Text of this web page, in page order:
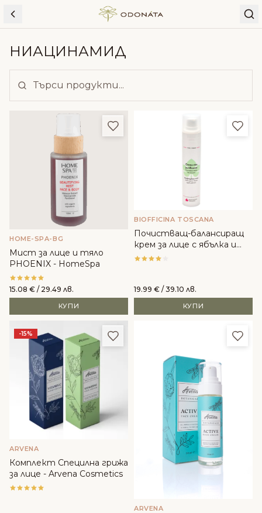
Skip to content
НИАЦИНАМИД
Добави в любими
HOME-SPA-BG
Мист за лице и тяло
PHOENIX - HomeSpa
15.08 € / 29.49 лв.
КУПИ
BIOFFICINA TOSCANA
Почистващ-балансиращ
крем за лице с ябълка и
мента - Biofficina Toscana
19.99 € / 39.10 лв.
КУПИ
-15% Добави в любими
ARVENA
Комплект Специлна грижа
за лице - Arvena Cosmetics
ARVENA